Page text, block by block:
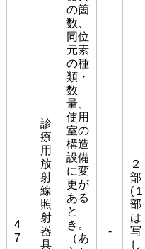
4
7
診
療
用
放
射
線
照
射
器
具
の箇
数、
同位
元素
の種
類・
数
量、
使用
室の
構造
設備
に変
更が
ある
と
き。
（あ
-
２
部
(１
部
は
写
し